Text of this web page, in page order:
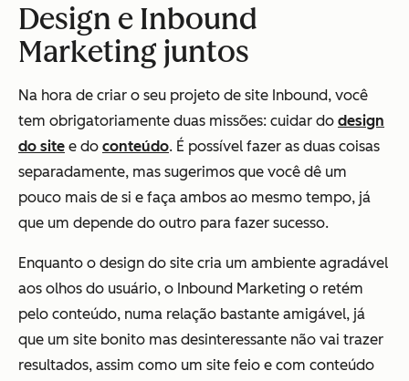
Design e Inbound
Marketing juntos
Na hora de criar o seu projeto de site Inbound, você
tem obrigatoriamente duas missões: cuidar do design
do site e do conteúdo. É possível fazer as duas coisas
separadamente, mas sugerimos que você dê um
pouco mais de si e faça ambos ao mesmo tempo, já
que um depende do outro para fazer sucesso.
Enquanto o design do site cria um ambiente agradável
aos olhos do usuário, o Inbound Marketing o retém
pelo conteúdo, numa relação bastante amigável, já
que um site bonito mas desinteressante não vai trazer
resultados, assim como um site feio e com conteúdo